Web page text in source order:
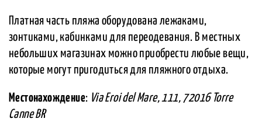
Платная часть пляжа оборудована лежаками,
зонтиками, кабинками для переодевания. В местных
небольших магазинах можно приобрести любые вещи,
которые могут пригодиться для пляжного отдыха.
Местонахождение: Via Eroi del Mare, 111, 72016 Torre
Canne BR